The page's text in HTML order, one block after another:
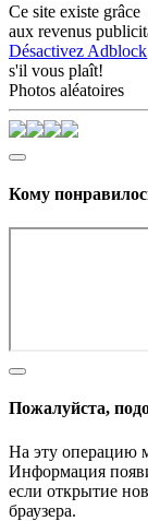
Ce site existe grâce
aux revenus
Désactivez Adblock
s'il vous plaît!
Photos aléatoires
Кому
Пожалуйста,
На эту операцию
Информация
если открытие
браузера.